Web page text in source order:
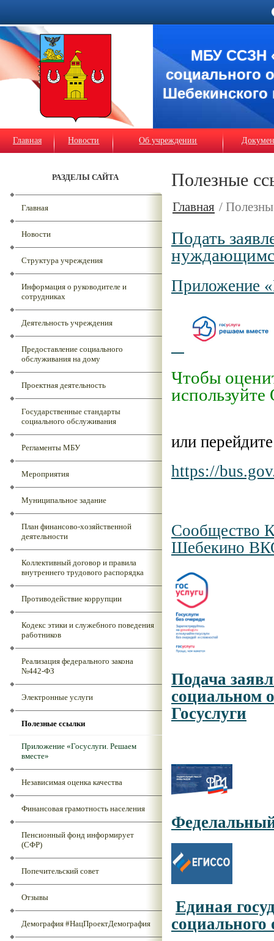
МБУ ССЗН
социального
Шебекинского
Главная Новости Об учреждении
РАЗДЕЛЫ САЙТА
Главная
Новости
Структура учреждения
Информация о руководителе и
сотрудниках
Деятельность учреждения
Предоставление социального
обслуживания на дому
Проектная деятельность
Государственные стандарты
социального обслуживания
Регламенты МБУ
Мероприятия
Муниципальное задание
План финансово-хозяйственной
деятельности
Коллективный договор и правила
внутреннего трудового распорядка
Противодействие коррупции
Кодекс этики и служебного поведения
работников
Реализация федерального закона
№442-ФЗ
Электронные услуги
Полезные ссылки
Приложение «Госуслуги. Решаем
вместе»
Независимая оценка качества
Финансовая грамотность населения
Пенсионный фонд информирует
(СФР)
Попечительский совет
Отзывы
Демография #НацПроектДемография
Полезные
Главная /
Подать
Приложение
Чтобы
используйте
или
https://
Сообщество
Шебекино
Подача
социальном
Госуслуги
Единая
социального